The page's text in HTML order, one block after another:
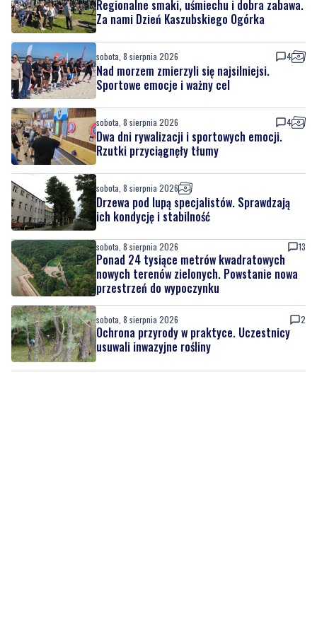
sobota, 8 sierpnia 2026
Regionalne smaki, uśmiechu i dobra zabawa.
Za nami Dzień Kaszubskiego Ogórka
sobota, 8 sierpnia 2026 4
Nad morzem zmierzyli się najsilniejsi.
Sportowe emocje i ważny cel
sobota, 8 sierpnia 2026 4
Dwa dni rywalizacji i sportowych emocji.
Rzutki przyciągnęły tłumy
sobota, 8 sierpnia 2026
Drzewa pod lupą specjalistów. Sprawdzają
ich kondycję i stabilność
sobota, 8 sierpnia 2026
Ponad 24 tysiące metrów kwadratowych
nowych terenów zielonych. Powstanie nowa
przestrzeń do wypoczynku
sobota, 8 sierpnia 2026 2